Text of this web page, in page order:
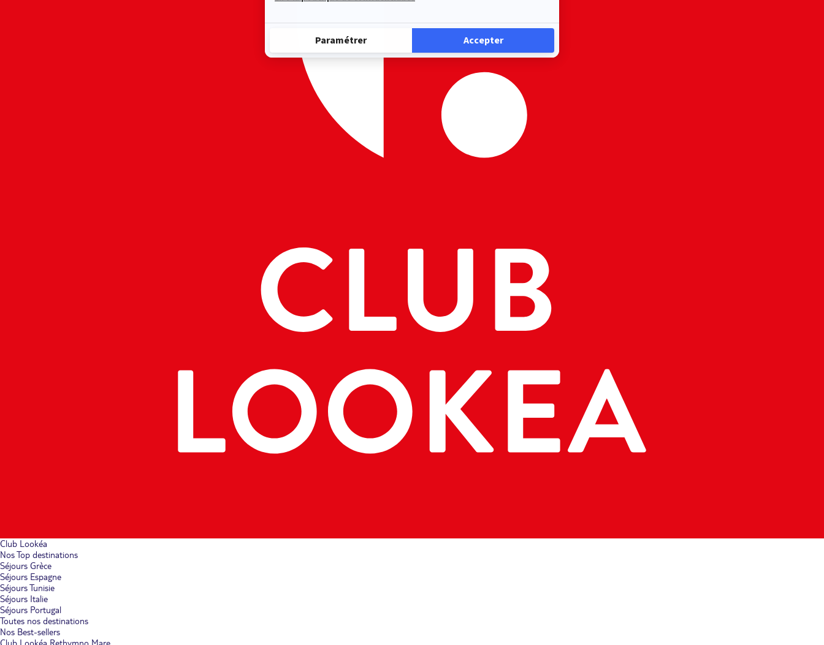
Club Lookéa
Nos Top destinations
Séjours Grèce
Séjours Espagne
Séjours Tunisie
Séjours Italie
Séjours Portugal
Toutes nos destinations
Nos Best-sellers